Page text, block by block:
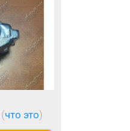
(что это)